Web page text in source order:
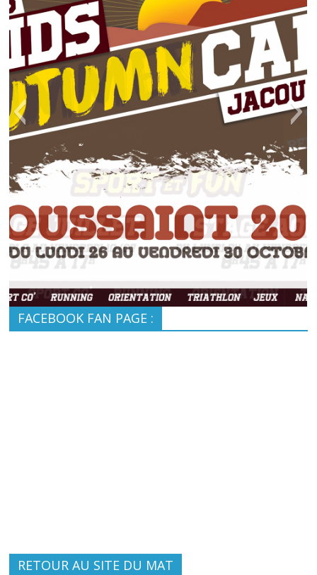
FACEBOOK FAN PAGE :
RETOUR AU SITE DU MAT